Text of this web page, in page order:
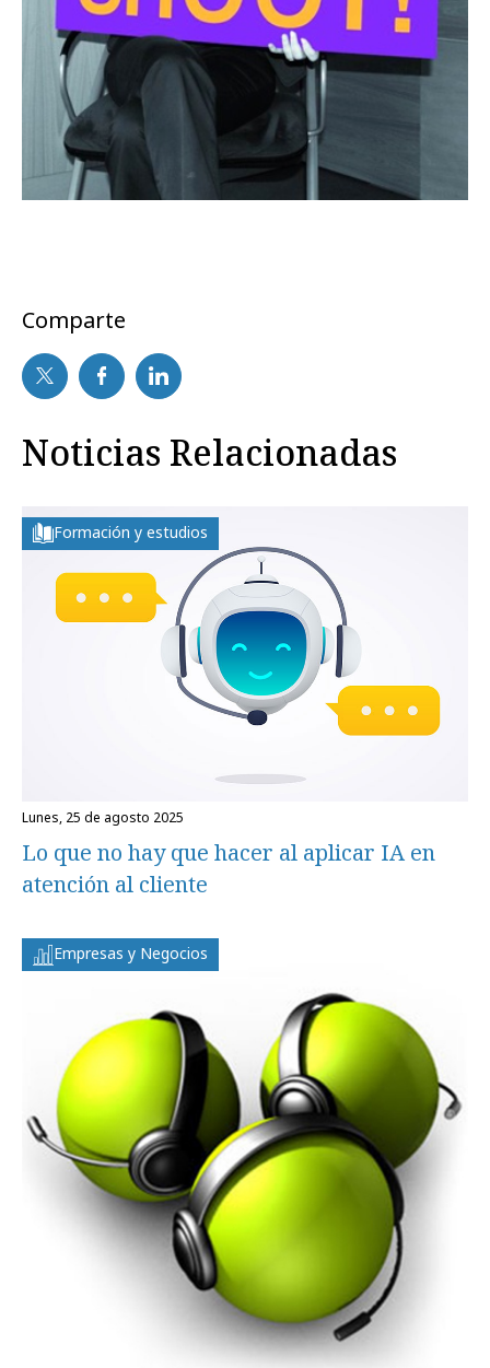
Comparte
Noticias Relacionadas
Formación y estudios
lunes, 25 de agosto 2025
Lo que no hay que hacer al aplicar IA en
atención al cliente
Empresas y Negocios